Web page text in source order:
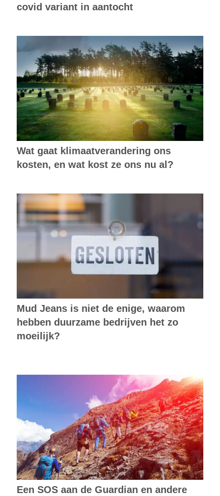
covid variant in aantocht
Wat gaat klimaatverandering ons
kosten, en wat kost ze ons nu al?
Mud Jeans is niet de enige, waarom
hebben duurzame bedrijven het zo
moeilijk?
Een SOS aan de Guardian en andere